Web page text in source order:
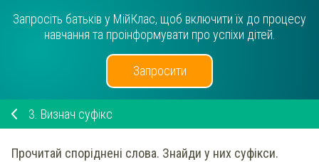
Запросіть батьків у МійКлас, щоб включити їх до процесу
навчання та проінформувати про успіхи дітей.
Запросити
3. Визнач суфікс
Прочитай споріднені слова. Знайди у них суфікси.